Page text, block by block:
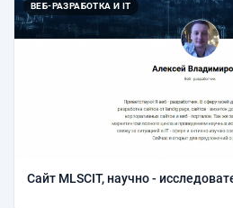
ВЕБ-РАЗРАБОТКА И IT
Сайт MLSCIT, научно -